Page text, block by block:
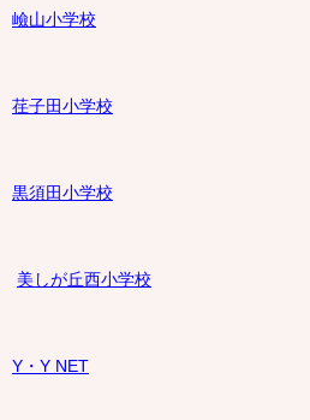
嶮山小学校
荏子田小学校
黒須田小学校
美しが丘西小学校
Y・Y NET